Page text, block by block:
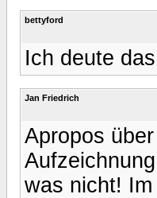
bettyford
Ich deute
Jan Friedrich
Apropos
was nicht!